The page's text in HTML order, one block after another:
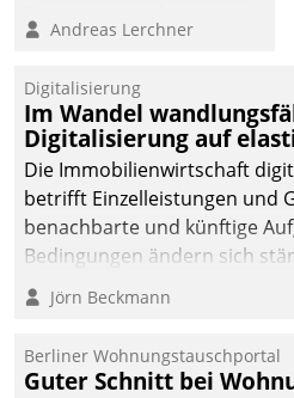
Softwareentwicklungshaus
Andreas Lerchner
Digitalisierung
Im Wandel
Digitalisierung auf
Die Immobilienwirtschaft
betrifft Einzelleistungen und
benachbarte und künftige
Bedingungen ändern sich
technisch die Kontrolle
fürs Wachsen öffnen?
Jörn Beckmann
Berliner Wohnungstauschportal
Guter Schnitt bei